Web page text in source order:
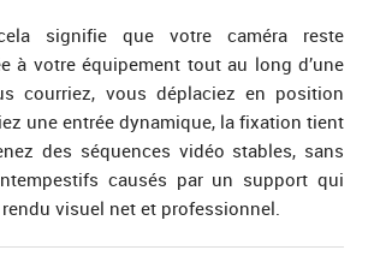
signifie que votre caméra reste
à votre équipement tout au long d’une
courriez, vous déplaciez en position
une entrée dynamique, la fixation tient
des séquences vidéo stables, sans
causés par un support qui
visuel net et professionnel.